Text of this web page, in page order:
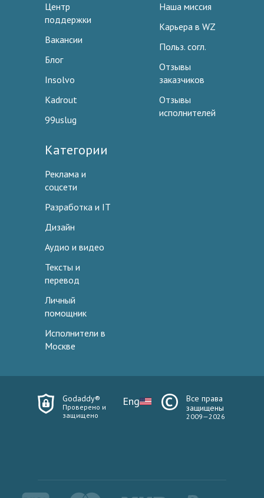
Центр
поддержки
Вакансии
Блог
Insolvo
Kadrout
99uslug
Наша миссия
Карьера в WZ
Польз. согл.
Отзывы
заказчиков
Отзывы
исполнителей
Категории
Реклама и
соцсети
Разработка и IT
Дизайн
Аудио и видео
Тексты и
перевод
Личный
помощник
Исполнители в
Москве
Godaddy®
Проверено и
защищено
Eng
Все права
защищены
2009—2026